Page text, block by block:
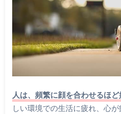
人は、頻繁に顔を合わせるほど
しい環境での生活に疲れ、心